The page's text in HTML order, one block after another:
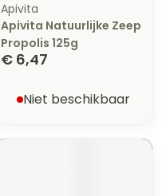
Apivita
Apivita Natuurlijke Zeep
Propolis 125g
€ 6,47
Niet beschikbaar